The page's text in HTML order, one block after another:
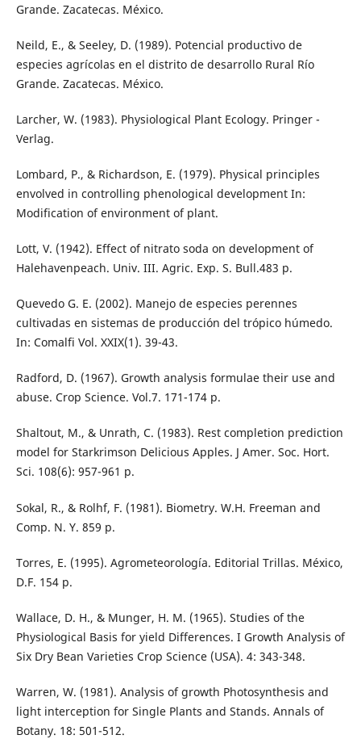
Grande. Zacatecas. México.
Neild, E., & Seeley, D. (1989). Potencial productivo de
especies agrícolas en el distrito de desarrollo Rural Río
Grande. Zacatecas. México.
Larcher, W. (1983). Physiological Plant Ecology. Pringer -
Verlag.
Lombard, P., & Richardson, E. (1979). Physical principles
envolved in controlling phenological development In:
Modification of environment of plant.
Lott, V. (1942). Effect of nitrato soda on development of
Halehavenpeach. Univ. III. Agric. Exp. S. Bull.483 p.
Quevedo G. E. (2002). Manejo de especies perennes
cultivadas en sistemas de producción del trópico húmedo.
In: Comalfi Vol. XXIX(1). 39-43.
Radford, D. (1967). Growth analysis formulae their use and
abuse. Crop Science. Vol.7. 171-174 p.
Shaltout, M., & Unrath, C. (1983). Rest completion prediction
model for Starkrimson Delicious Apples. J Amer. Soc. Hort.
Sci. 108(6): 957-961 p.
Sokal, R., & Rolhf, F. (1981). Biometry. W.H. Freeman and
Comp. N. Y. 859 p.
Torres, E. (1995). Agrometeorología. Editorial Trillas. México,
D.F. 154 p.
Wallace, D. H., & Munger, H. M. (1965). Studies of the
Physiological Basis for yield Differences. I Growth Analysis of
Six Dry Bean Varieties Crop Science (USA). 4: 343-348.
Warren, W. (1981). Analysis of growth Photosynthesis and
light interception for Single Plants and Stands. Annals of
Botany. 18: 501-512.